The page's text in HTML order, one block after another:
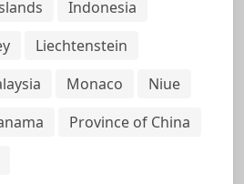
Indonesia
Liechtenstein
Monaco
Niue
Province of China